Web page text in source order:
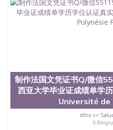
State University）圣何塞
State University）圣何塞州
State University）圣何塞州
University）圣何塞州立大
University）圣何塞州立大
University）圣何塞州立大
University）圣何塞州立大
University）圣何塞州立大
University）圣何塞州立大
制作法国文凭证书Q/微信
西亚大学毕业证成绩单学
Université de
dfnsen
0